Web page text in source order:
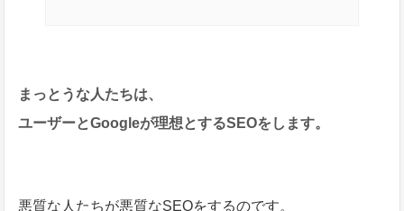
まっとうな人たちは、
ユーザーとGoogleが理想とするSEOをします。
悪質な人たちが悪質なSEOをするのです。